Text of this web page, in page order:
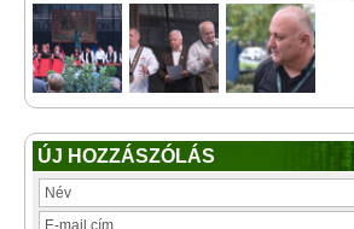
ÚJ HOZZÁSZÓLÁS